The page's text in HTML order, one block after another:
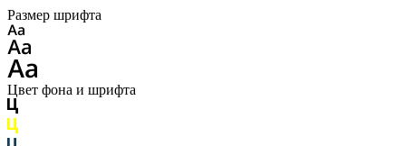
Размер шрифта
Цвет фона и шрифта